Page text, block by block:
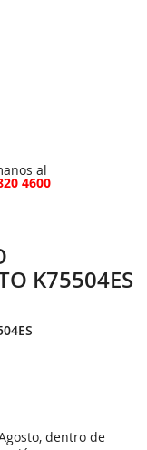
al
4600
K75504ES
dentro de